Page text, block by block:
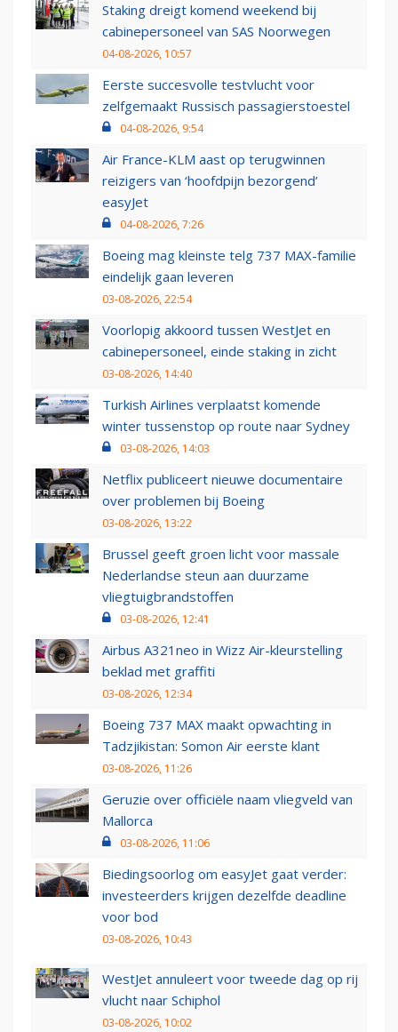
Staking dreigt komend weekend bij
cabinepersoneel van SAS Noorwegen
04-08-2026, 10:57
Eerste succesvolle testvlucht voor
zelfgemaakt Russisch passagierstoestel
04-08-2026, 9:54
Air France-KLM aast op terugwinnen
reizigers van ‘hoofdpijn bezorgend’
easyJet
04-08-2026, 7:26
Boeing mag kleinste telg 737 MAX-familie
eindelijk gaan leveren
03-08-2026, 22:54
Voorlopig akkoord tussen WestJet en
cabinepersoneel, einde staking in zicht
03-08-2026, 14:40
Turkish Airlines verplaatst komende
winter tussenstop op route naar Sydney
03-08-2026, 14:03
Netflix publiceert nieuwe documentaire
over problemen bij Boeing
03-08-2026, 13:22
Brussel geeft groen licht voor massale
Nederlandse steun aan duurzame
vliegtuigbrandstoffen
03-08-2026, 12:41
Airbus A321neo in Wizz Air-kleurstelling
beklad met graffiti
03-08-2026, 12:34
Boeing 737 MAX maakt opwachting in
Tadzjikistan: Somon Air eerste klant
03-08-2026, 11:26
Geruzie over officiële naam vliegveld van
Mallorca
03-08-2026, 11:06
Biedingsoorlog om easyJet gaat verder:
investeerders krijgen dezelfde deadline
voor bod
03-08-2026, 10:43
WestJet annuleert voor tweede dag op rij
vlucht naar Schiphol
03-08-2026, 10:02